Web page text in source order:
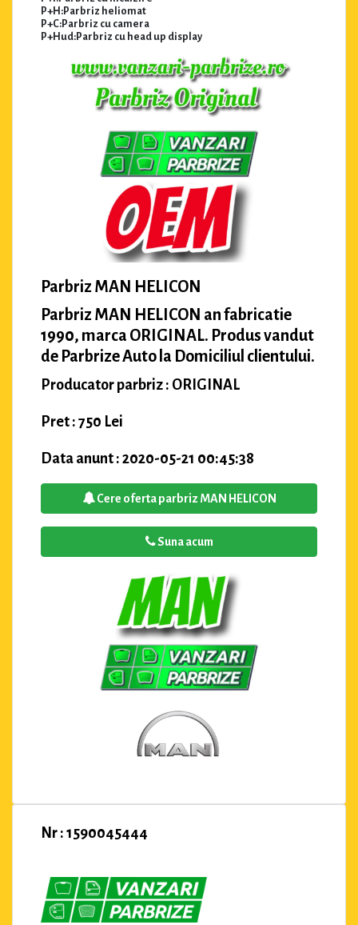
P+H:Parbriz heliomat
P+C:Parbriz cu camera
P+Hud:Parbriz cu head up display
Parbriz MAN HELICON
Parbriz MAN HELICON an fabricatie
1990, marca ORIGINAL. Produs vandut
de Parbrize Auto la Domiciliul clientului.
Producator parbriz : ORIGINAL
Pret : 750 Lei
Data anunt : 2020-05-21 00:45:38
Cere oferta parbriz MAN HELICON
Suna acum
Nr : 1590045444